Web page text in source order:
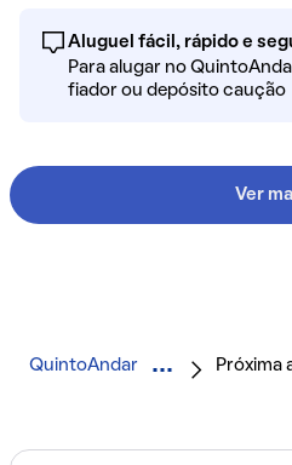
Aluguel fácil, rápido e
Para alugar no
fiador ou depósito caução
Ver
QuintoAndar Próxima